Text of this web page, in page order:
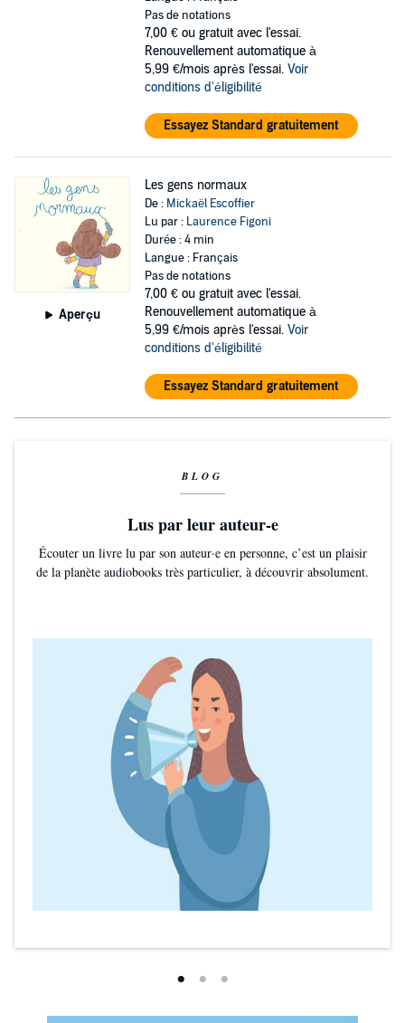
Pas de notations
7,00 € ou gratuit avec l'essai.
Renouvellement automatique à
5,99 €/mois après l'essai. Voir
conditions d'éligibilité
Essayez Standard gratuitement
Aperçu
Les gens normaux
De : Mickaël Escoffier
Lu par : Laurence Figoni
Durée : 4 min
Langue : Français
Pas de notations
7,00 € ou gratuit avec l'essai.
Renouvellement automatique à
5,99 €/mois après l'essai. Voir
conditions d'éligibilité
Essayez Standard gratuitement
BLOG
Lus par leur auteur-e
Écouter un livre lu par son auteur·e en personne, c’est un plaisir
de la planète audiobooks très particulier, à découvrir absolument.